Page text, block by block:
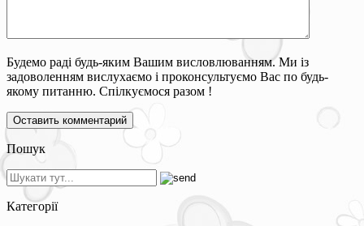
Будемо раді будь-яким Вашим висловлюванням. Ми із
задоволенням вислухаємо і проконсультуємо Вас по будь-
якому питанню. Спілкуємося разом !
Пошук
Категорії